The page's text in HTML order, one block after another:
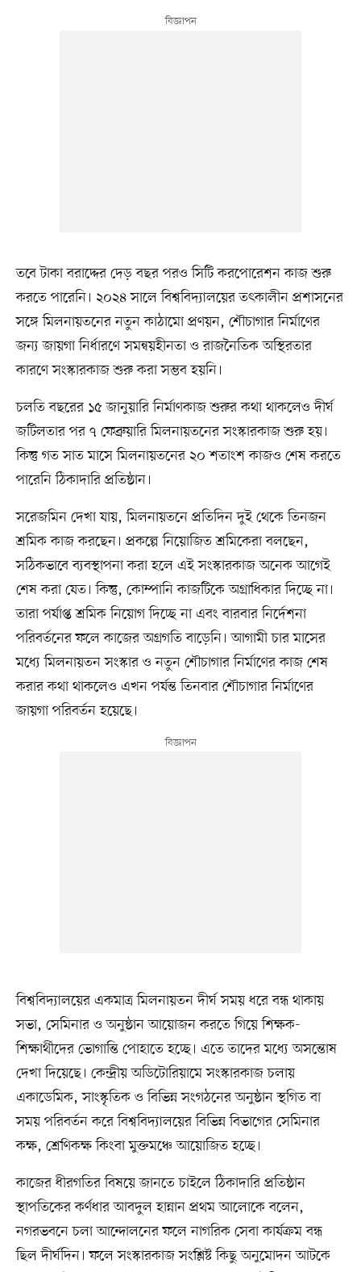
তবে টাকা বরাদ্দের দেড় বছর পরও সিটি করপোরেশন কাজ শুরু
করতে পারেনি। ২০২৪ সালে বিশ্ববিদ্যালয়ের তৎকালীন প্রশাসনের
সঙ্গে মিলনায়তনের নতুন কাঠামো প্রণয়ন, শৌচাগার নির্মাণের
জন্য জায়গা নির্ধারণে সমন্বয়হীনতা ও রাজনৈতিক অস্থিরতার
কারণে সংস্কারকাজ শুরু করা সম্ভব হয়নি।
চলতি বছরের ১৫ জানুয়ারি নির্মাণকাজ শুরুর কথা থাকলেও দীর্ঘ
জটিলতার পর ৭ ফেব্রুয়ারি মিলনায়তনের সংস্কারকাজ শুরু হয়।
কিন্তু গত সাত মাসে মিলনায়তনের ২০ শতাংশ কাজও শেষ করতে
পারেনি ঠিকাদারি প্রতিষ্ঠান।
সরেজমিন দেখা যায়, মিলনায়তনে প্রতিদিন দুই থেকে তিনজন
শ্রমিক কাজ করছেন। প্রকল্পে নিয়োজিত শ্রমিকেরা বলছেন,
সঠিকভাবে ব্যবস্থাপনা করা হলে এই সংস্কারকাজ অনেক আগেই
শেষ করা যেত। কিন্তু, কোম্পানি কাজটিকে অগ্রাধিকার দিচ্ছে না।
তারা পর্যাপ্ত শ্রমিক নিয়োগ দিচ্ছে না এবং বারবার নির্দেশনা
পরিবর্তনের ফলে কাজের অগ্রগতি বাড়েনি। আগামী চার মাসের
মধ্যে মিলনায়তন সংস্কার ও নতুন শৌচাগার নির্মাণের কাজ শেষ
করার কথা থাকলেও এখন পর্যন্ত তিনবার শৌচাগার নির্মাণের
জায়গা পরিবর্তন হয়েছে।
বিশ্ববিদ্যালয়ের একমাত্র মিলনায়তন দীর্ঘ সময় ধরে বন্ধ থাকায়
সভা, সেমিনার ও অনুষ্ঠান আয়োজন করতে গিয়ে শিক্ষক-
শিক্ষার্থীদের ভোগান্তি পোহাতে হচ্ছে। এতে তাদের মধ্যে অসন্তোষ
দেখা দিয়েছে। কেন্দ্রীয় অডিটোরিয়ামে সংস্কারকাজ চলায়
একাডেমিক, সাংস্কৃতিক ও বিভিন্ন সংগঠনের অনুষ্ঠান স্থগিত বা
সময় পরিবর্তন করে বিশ্ববিদ্যালয়ের বিভিন্ন বিভাগের সেমিনার
কক্ষ, শ্রেণিকক্ষ কিংবা মুক্তমঞ্চে আয়োজিত হচ্ছে।
কাজের ধীরগতির বিষয়ে জানতে চাইলে ঠিকাদারি প্রতিষ্ঠান
স্থাপতিকের কর্ণধার আবদুল হান্নান প্রথম আলোকে বলেন,
নগরভবনে চলা আন্দোলনের ফলে নাগরিক সেবা কার্যক্রম বন্ধ
ছিল দীর্ঘদিন। ফলে সংস্কারকাজ সংশ্লিষ্ট কিছু অনুমোদন আটকে